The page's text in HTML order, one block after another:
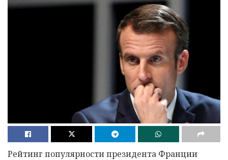
Рейтинг популярности президента Франции